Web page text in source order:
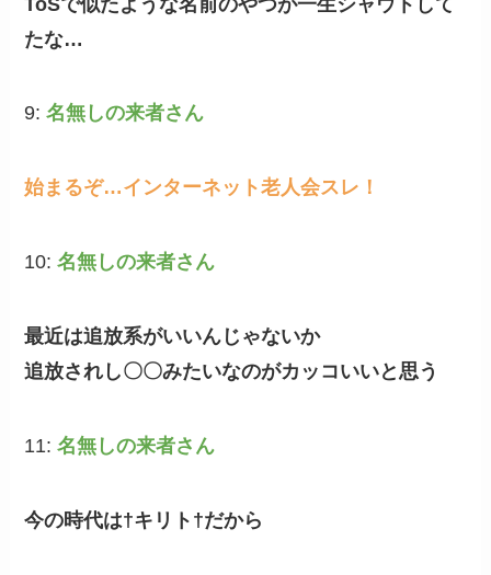
たな…
9:名無しの来者さん
始まるぞ…インターネット老人会スレ！
10:名無しの来者さん
最近は追放系がいいんじゃないか
追放されし〇〇みたいなのがカッコいいと思う
11:名無しの来者さん
今の時代は†キリト†だから